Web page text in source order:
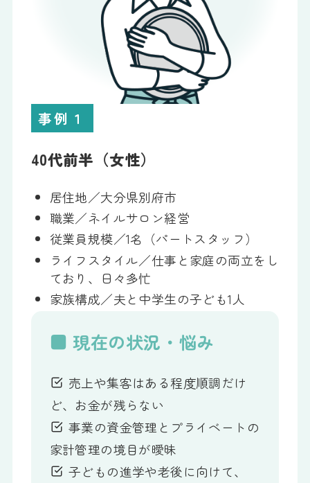
事例１
40代前半（女性）
居住地／大分県別府市
職業／ネイルサロン経営
従業員規模／1名（パートスタッフ）
ライフスタイル／仕事と家庭の両立をし
ており、日々多忙
家族構成／夫と中学生の子ども1人
■ 現在の状況・悩み
売上や集客はある程度順調だけ
ど、お金が残らない
事業の資金管理とプライベートの
家計管理の境目が曖昧
子どもの進学や老後に向けて、